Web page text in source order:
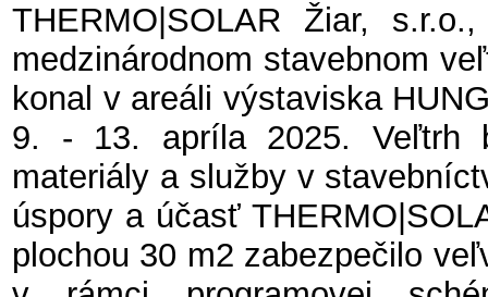
THERMO|SOLAR Žiar,
medzinárodnom stavebnom
konal v areáli výstaviska
9. - 13. apríla 2025. Veľtrh
materiály a služby v
úspory a účasť
plochou 30 m2 zabezpečilo